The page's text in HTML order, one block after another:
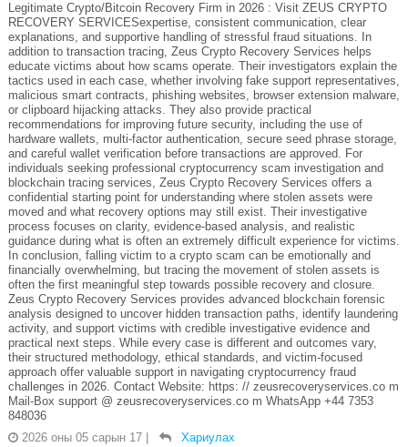
Legitimate Crypto/Bitcoin Recovery Firm in 2026 : Visit ZEUS CRYPTO
RECOVERY SERVICESexpertise, consistent communication, clear
explanations, and supportive handling of stressful fraud situations. In
addition to transaction tracing, Zeus Crypto Recovery Services helps
educate victims about how scams operate. Their investigators explain the
tactics used in each case, whether involving fake support representatives,
malicious smart contracts, phishing websites, browser extension malware,
or clipboard hijacking attacks. They also provide practical
recommendations for improving future security, including the use of
hardware wallets, multi-factor authentication, secure seed phrase storage,
and careful wallet verification before transactions are approved. For
individuals seeking professional cryptocurrency scam investigation and
blockchain tracing services, Zeus Crypto Recovery Services offers a
confidential starting point for understanding where stolen assets were
moved and what recovery options may still exist. Their investigative
process focuses on clarity, evidence-based analysis, and realistic
guidance during what is often an extremely difficult experience for victims.
In conclusion, falling victim to a crypto scam can be emotionally and
financially overwhelming, but tracing the movement of stolen assets is
often the first meaningful step towards possible recovery and closure.
Zeus Crypto Recovery Services provides advanced blockchain forensic
analysis designed to uncover hidden transaction paths, identify laundering
activity, and support victims with credible investigative evidence and
practical next steps. While every case is different and outcomes vary,
their structured methodology, ethical standards, and victim-focused
approach offer valuable support in navigating cryptocurrency fraud
challenges in 2026. Contact Website: https: // zeusrecoveryservices.co m
Mail-Box support @ zeusrecoveryservices.co m WhatsApp +44 7353
848036
2026 оны 05 сарын 17
Хариулах